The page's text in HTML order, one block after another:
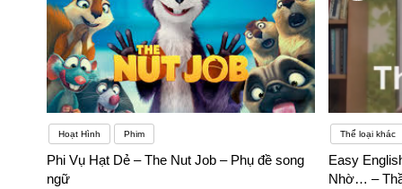
Hoạt Hình Phim
Phi Vụ Hạt Dẻ – The Nut Job – Phụ đề song
ngữ
Thể loại khác
Easy
Nhờ… –